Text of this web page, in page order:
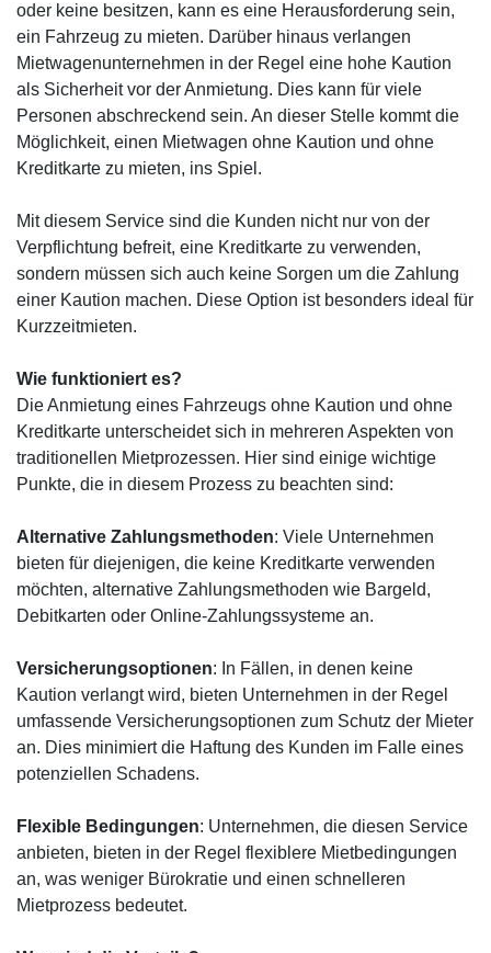
oder keine besitzen, kann es eine Herausforderung sein,
ein Fahrzeug zu mieten. Darüber hinaus verlangen
Mietwagenunternehmen in der Regel eine hohe Kaution
als Sicherheit vor der Anmietung. Dies kann für viele
Personen abschreckend sein. An dieser Stelle kommt die
Möglichkeit, einen Mietwagen ohne Kaution und ohne
Kreditkarte zu mieten, ins Spiel.
Mit diesem Service sind die Kunden nicht nur von der
Verpflichtung befreit, eine Kreditkarte zu verwenden,
sondern müssen sich auch keine Sorgen um die Zahlung
einer Kaution machen. Diese Option ist besonders ideal für
Kurzzeitmieten.
Wie funktioniert es?
Die Anmietung eines Fahrzeugs ohne Kaution und ohne
Kreditkarte unterscheidet sich in mehreren Aspekten von
traditionellen Mietprozessen. Hier sind einige wichtige
Punkte, die in diesem Prozess zu beachten sind:
Alternative Zahlungsmethoden: Viele Unternehmen
bieten für diejenigen, die keine Kreditkarte verwenden
möchten, alternative Zahlungsmethoden wie Bargeld,
Debitkarten oder Online-Zahlungssysteme an.
Versicherungsoptionen: In Fällen, in denen keine
Kaution verlangt wird, bieten Unternehmen in der Regel
umfassende Versicherungsoptionen zum Schutz der Mieter
an. Dies minimiert die Haftung des Kunden im Falle eines
potenziellen Schadens.
Flexible Bedingungen: Unternehmen, die diesen Service
anbieten, bieten in der Regel flexiblere Mietbedingungen
an, was weniger Bürokratie und einen schnelleren
Mietprozess bedeutet.